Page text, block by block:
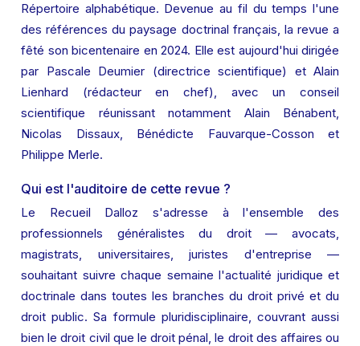
Répertoire alphabétique. Devenue au fil du temps l'une
des références du paysage doctrinal français, la revue a
fêté son bicentenaire en 2024. Elle est aujourd'hui dirigée
par Pascale Deumier (directrice scientifique) et Alain
Lienhard (rédacteur en chef), avec un conseil
scientifique réunissant notamment Alain Bénabent,
Nicolas Dissaux, Bénédicte Fauvarque-Cosson et
Philippe Merle.
Qui est l'auditoire de cette revue ?
Le Recueil Dalloz s'adresse à l'ensemble des
professionnels généralistes du droit — avocats,
magistrats, universitaires, juristes d'entreprise —
souhaitant suivre chaque semaine l'actualité juridique et
doctrinale dans toutes les branches du droit privé et du
droit public. Sa formule pluridisciplinaire, couvrant aussi
bien le droit civil que le droit pénal, le droit des affaires ou